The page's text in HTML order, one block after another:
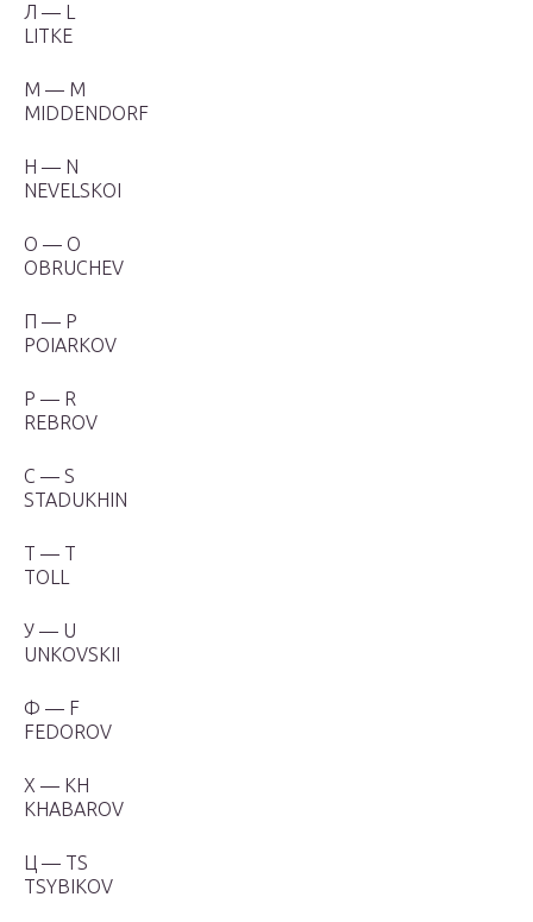
Л — L
LITKE
М — М
MIDDENDORF
Н — N
NEVELSKOI
О — О
OBRUCHEV
П — P
POIARKOV
Р — R
REBROV
С — S
STADUKHIN
Т — Т
TOLL
У — U
UNKOVSKII
Ф — F
FEDOROV
Х — KH
KHABAROV
Ц — TS
TSYBIKOV